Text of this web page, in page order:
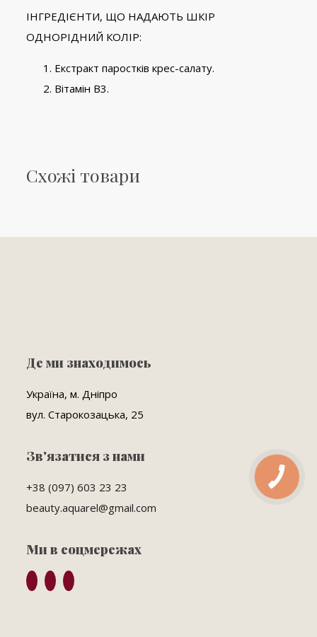
ІНГРЕДІЄНТИ, ЩО НАДАЮТЬ ШКІР
ОДНОРІДНИЙ КОЛІР:
Екстракт паростків крес-салату.
Вітамін В3.
Схожі товари
Де ми знаходимось
Україна, м. Дніпро
вул. Старокозацька, 25
Зв'язатися з нами
+38 (097) 603 23 23
beauty.aquarel@gmail.com
Ми в соцмережах
КНОПКА
ЗВ'ЯЗКУ